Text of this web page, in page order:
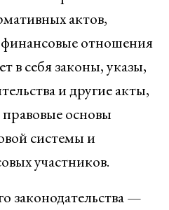
актов,
отношения
в себя законы, указы,
и другие акты,
основы
системы и
участников.
законодательства —